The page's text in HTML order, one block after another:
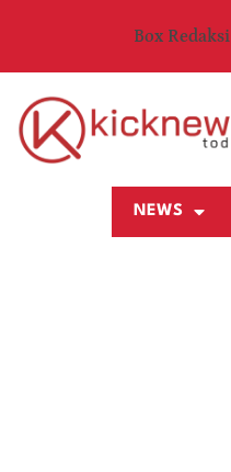
Box Redaksi
NEWS